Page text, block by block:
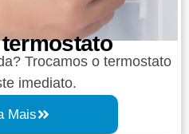
Trocamos o termostato
imediato.
Mais